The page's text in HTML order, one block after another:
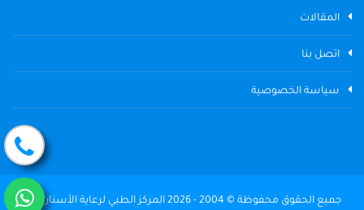
المقالات
اتصل بنا
سياسة الخصوصية
جميع الحقوق محفوظة © 2004 - 2026 المركز الطبي لرعاية الأسنان The